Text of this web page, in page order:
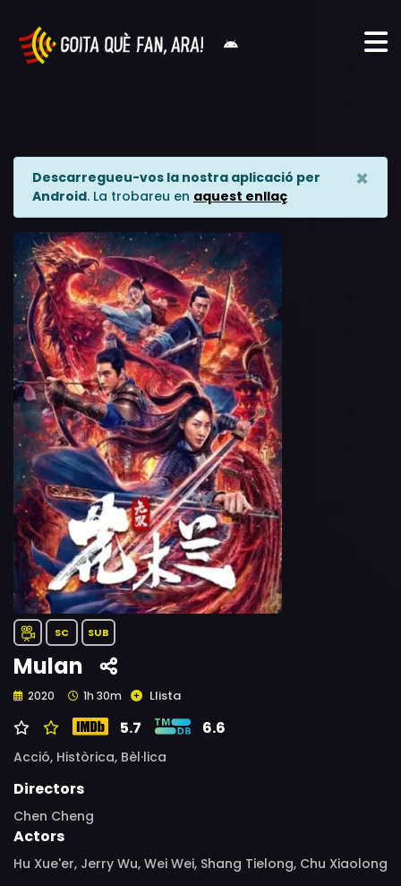
Descarregueu-vos la nostra aplicació per
Android. La trobareu en aquest enllaç
×
SC SUB
Mulan
2020 1h 30m Llista
5.7 6.6
Acció, Històrica, Bèl·lica
Directors
Chen Cheng
Actors
Hu Xue'er, Jerry Wu, Wei Wei, Shang Tielong, Chu Xiaolong